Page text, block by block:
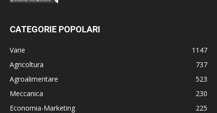
CATEGORIE POPOLARI
Varie
1147
Agricoltura
737
Agroalimentare
523
Meccanica
230
Economia-Marketing
225